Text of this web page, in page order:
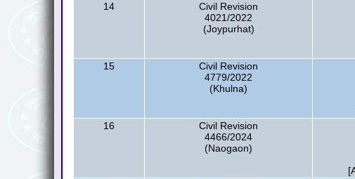
14
Civil Revision
4021/2022
(Joypurhat)
15
Civil Revision
4779/2022
(Khulna)
16
Civil Revision
4466/2024
(Naogaon)